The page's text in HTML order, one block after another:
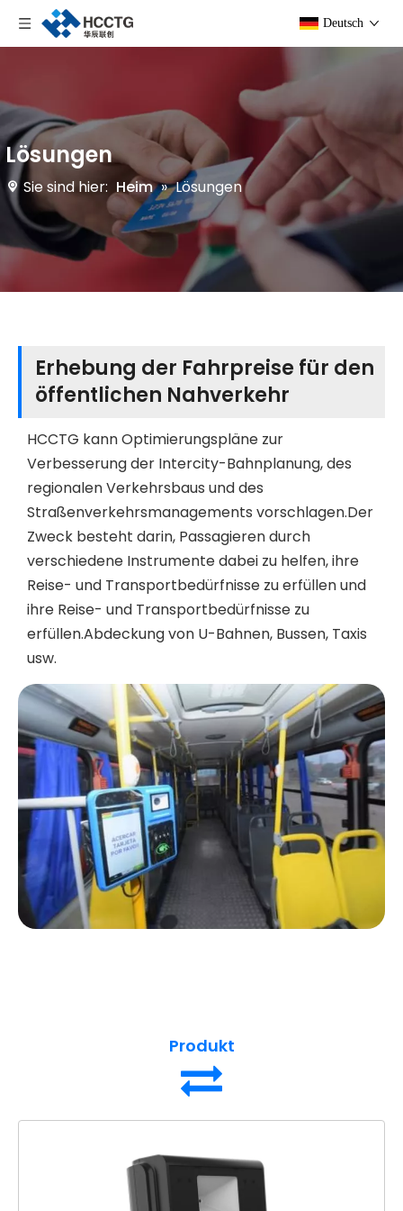
Deutsch
Lösungen
Sie sind hier: Heim » Lösungen
Erhebung der Fahrpreise für den
öffentlichen Nahverkehr
HCCTG kann Optimierungspläne zur
Verbesserung der Intercity-Bahnplanung, des
regionalen Verkehrsbaus und des
Straßenverkehrsmanagements vorschlagen.Der
Zweck besteht darin, Passagieren durch
verschiedene Instrumente dabei zu helfen, ihre
Reise- und Transportbedürfnisse zu erfüllen und
ihre Reise- und Transportbedürfnisse zu
erfüllen.Abdeckung von U-Bahnen, Bussen, Taxis
usw.
Produkt